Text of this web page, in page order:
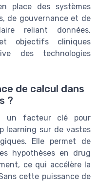
place des systèmes
de gouvernance et de
reliant données,
objectifs cliniques
des technologies
de calcul dans
?
un facteur clé pour
learning sur de vastes
Elle permet de
hypothèses en drug
ce qui accélère la
cette puissance de